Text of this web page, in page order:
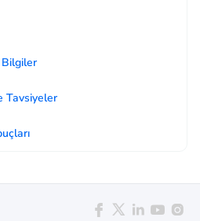
Bilgiler
Tavsiyeler